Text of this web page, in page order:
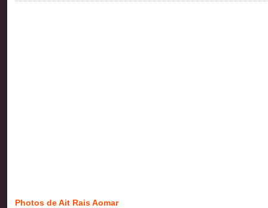
Photos de Ait Rais Aomar